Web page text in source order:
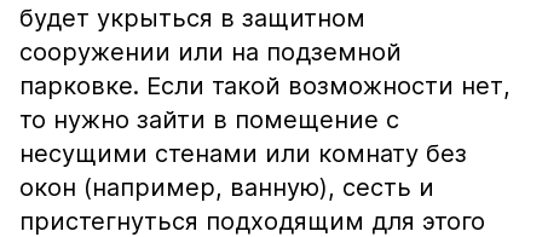
будет укрыться в защитном
сооружении или на подземной
парковке. Если такой возможности нет,
то нужно зайти в помещение с
несущими стенами или комнату без
окон (например, ванную), сесть и
пристегнуться подходящим для этого